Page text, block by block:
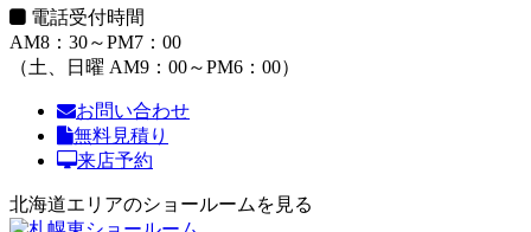
電話受付時間
AM8：30～PM7：00
（土、日曜 AM9：00～PM6：00）
お問い合わせ
無料見積り
来店予約
北海道エリアのショールームを見る